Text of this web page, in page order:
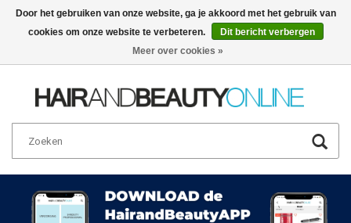
Nederlands €
Door het gebruiken van onze website, ga je akkoord met het gebruik van
cookies om onze website te verbeteren.
Dit bericht verbergen
Meer over cookies »